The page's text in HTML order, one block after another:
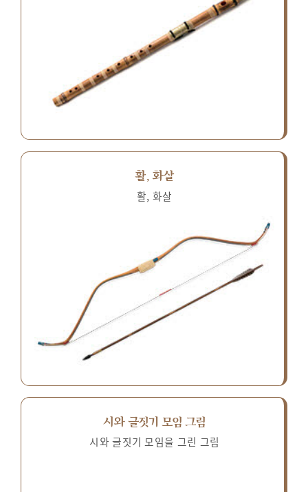
활, 화살
활, 화살
시와 글짓기 모임 그림
시와 글짓기 모임을 그린 그림